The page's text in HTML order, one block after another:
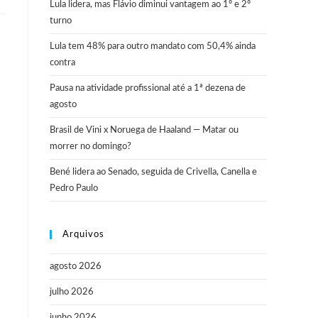
Lula lidera, mas Flávio diminui vantagem ao 1º e 2º
turno
Lula tem 48% para outro mandato com 50,4% ainda
contra
Pausa na atividade profissional até a 1ª dezena de
agosto
Brasil de Vini x Noruega de Haaland — Matar ou
morrer no domingo?
Bené lidera ao Senado, seguida de Crivella, Canella e
Pedro Paulo
Arquivos
agosto 2026
julho 2026